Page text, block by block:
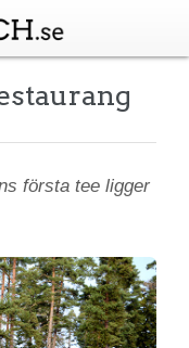
första tee ligger